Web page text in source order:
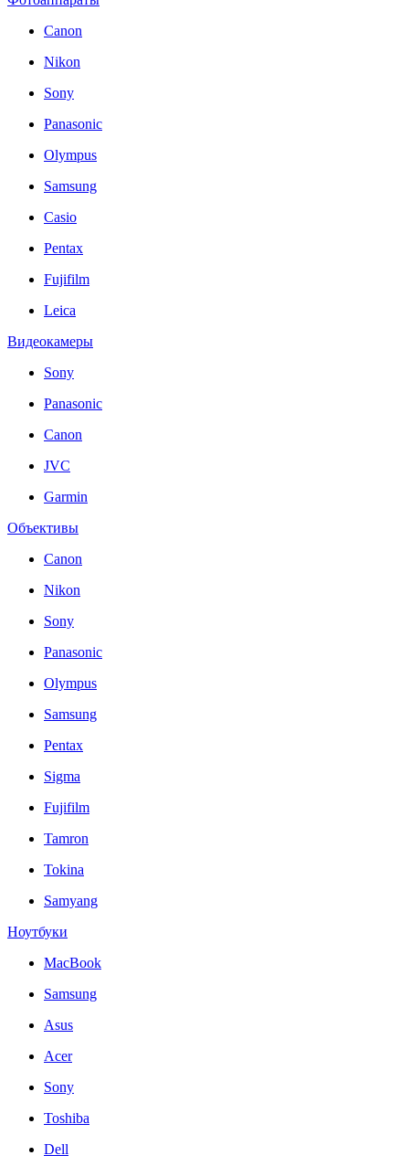
Canon
Nikon
Sony
Panasonic
Olympus
Samsung
Casio
Pentax
Fujifilm
Leica
Видеокамеры
Sony
Panasonic
Canon
JVC
Garmin
Объективы
Canon
Nikon
Sony
Panasonic
Olympus
Samsung
Pentax
Sigma
Fujifilm
Tamron
Tokina
Samyang
Ноутбуки
MacBook
Samsung
Asus
Acer
Sony
Toshiba
Dell